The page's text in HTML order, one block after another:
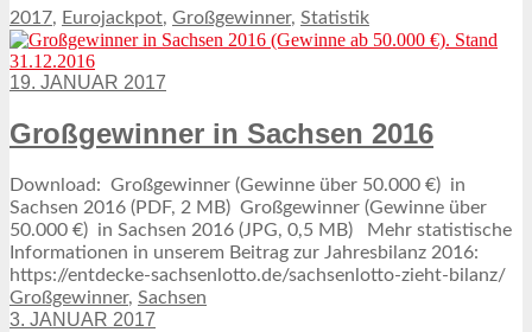
2017, Eurojackpot, Großgewinner, Statistik
19. JANUAR 2017
Großgewinner in Sachsen 2016
Download: Großgewinner (Gewinne über 50.000 €) in
Sachsen 2016 (PDF, 2 MB) Großgewinner (Gewinne über
50.000 €) in Sachsen 2016 (JPG, 0,5 MB) Mehr statistische
Informationen in unserem Beitrag zur Jahresbilanz 2016:
https://entdecke-sachsenlotto.de/sachsenlotto-zieht-bilanz/
Großgewinner, Sachsen
3. JANUAR 2017